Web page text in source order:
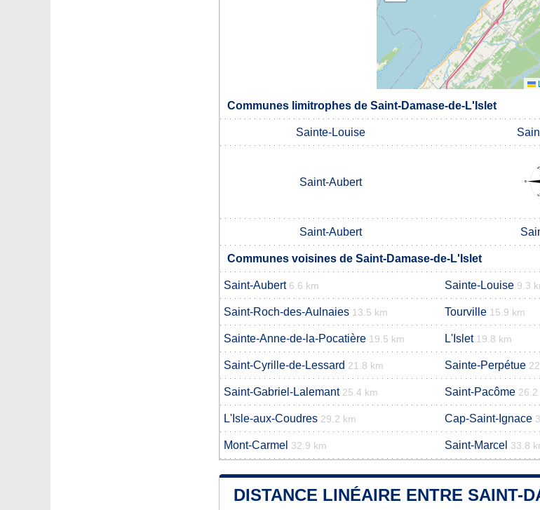
Communes limitrophes de Saint-Damase-de-L'Islet
Sainte-Louise
Saint-Aubert
Saint-Aubert
Communes voisines de Saint-Damase-de-L'Islet
Saint-Aubert 6.6 km Sainte-Louise 9.3
Saint-Roch-des-Aulnaies 13.5 km Tourville 15.9 km
Sainte-Anne-de-la-Pocatière 19.5 km L'Islet 19.8 km
Saint-Cyrille-de-Lessard 21.8 km Sainte-Perpétue
Saint-Gabriel-Lalemant 25.4 km Saint-Pacôme 26.2
L'Isle-aux-Coudres 29.2 km Cap-Saint-Ignace
Mont-Carmel 32.9 km Saint-Marcel 33.8
DISTANCE LINÉAIRE ENTRE SAINT-